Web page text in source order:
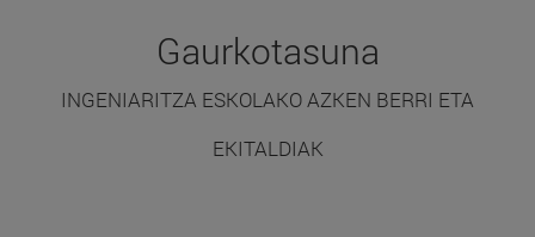
Gaurkotasuna
INGENIARITZA ESKOLAKO AZKEN BERRI ETA
EKITALDIAK